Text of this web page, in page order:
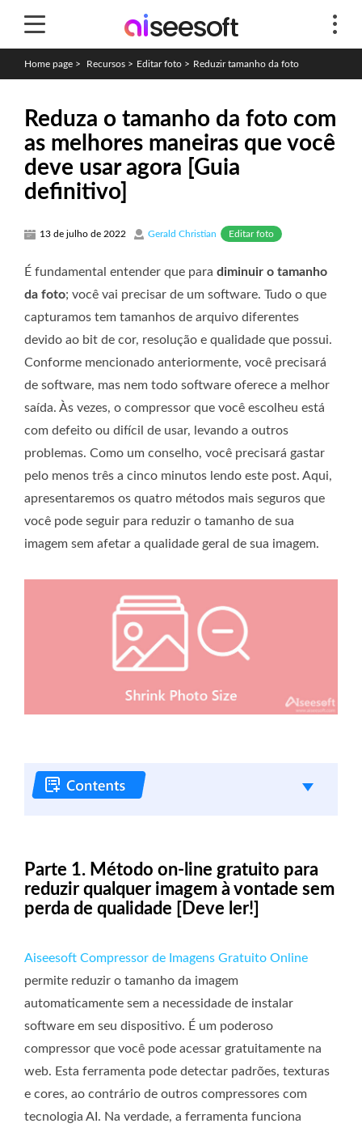
Home page > Recursos > Editar foto > Reduzir tamanho da foto
Reduza o tamanho da foto com
as melhores maneiras que você
deve usar agora [Guia
definitivo]
13 de julho de 2022 Gerald Christian Editar foto
É fundamental entender que para diminuir o tamanho
da foto; você vai precisar de um software. Tudo o que
capturamos tem tamanhos de arquivo diferentes
devido ao bit de cor, resolução e qualidade que possui.
Conforme mencionado anteriormente, você precisará
de software, mas nem todo software oferece a melhor
saída. Às vezes, o compressor que você escolheu está
com defeito ou difícil de usar, levando a outros
problemas. Como um conselho, você precisará gastar
pelo menos três a cinco minutos lendo este post. Aqui,
apresentaremos os quatro métodos mais seguros que
você pode seguir para reduzir o tamanho de sua
imagem sem afetar a qualidade geral de sua imagem.
Parte 1. Método on-line gratuito para
reduzir qualquer imagem à vontade sem
perda de qualidade [Deve ler!]
Aiseesoft Compressor de Imagens Gratuito Online
permite reduzir o tamanho da imagem
automaticamente sem a necessidade de instalar
software em seu dispositivo. É um poderoso
compressor que você pode acessar gratuitamente na
web. Esta ferramenta pode detectar padrões, texturas
e cores, ao contrário de outros compressores com
tecnologia AI. Na verdade, a ferramenta funciona